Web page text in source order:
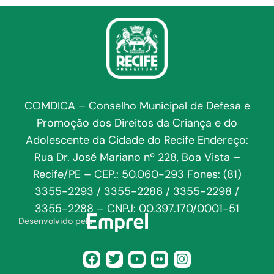
COMDICA – Conselho Municipal de Defesa e
Promoção dos Direitos da Criança e do
Adolescente da Cidade do Recife Endereço:
Rua Dr. José Mariano nº 228, Boa Vista –
Recife/PE – CEP.: 50.060-293 Fones: (81)
3355-2293 / 3355-2286 / 3355-2298 /
3355-2288 – CNPJ: 00.397.170/0001-51
Desenvolvido pela